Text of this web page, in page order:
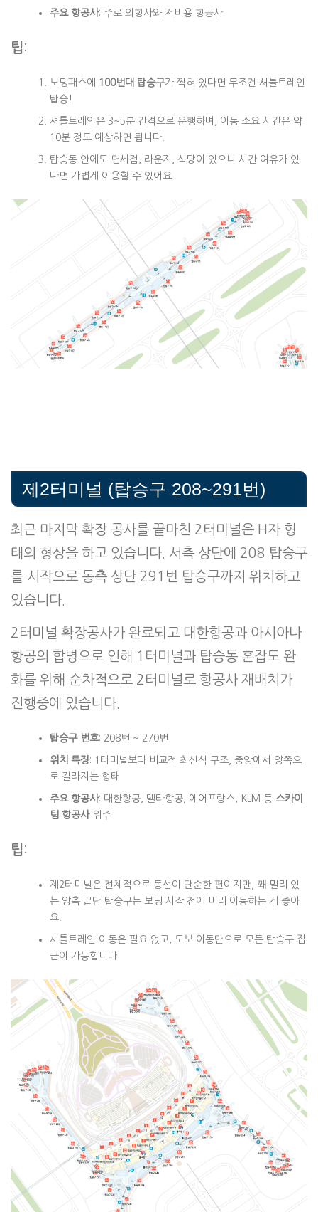
주요 항공사: 주로 외항사와 저비용 항공사
팁 :
보딩패스에 100번대 탑승구가 찍혀 있다면 무조건 셔틀트레인
탑승!
셔틀트레인은 3~5분 간격으로 운행하며, 이동 소요 시간은 약
10분 정도 예상하면 됩니다.
탑승동 안에도 면세점, 라운지, 식당이 있으니 시간 여유가 있
다면 가볍게 이용할 수 있어요.
제2터미널 (탑승구 208~291번)
최근 마지막 확장 공사를 끝마친 2터미널은 H자 형
태의 형상을 하고 있습니다. 서측 상단에 208 탑승구
를 시작으로 동측 상단 291번 탑승구까지 위치하고
있습니다.
2터미널 확장공사가 완료되고 대한항공과 아시아나
항공의 합병으로 인해 1터미널과 탑승동 혼잡도 완
화를 위해 순차적으로 2터미널로 항공사 재배치가
진행중에 있습니다.
탑승구 번호: 208번 ~ 270번
위치 특징: 1터미널보다 비교적 최신식 구조, 중앙에서 양쪽으
로 갈라지는 형태
주요 항공사: 대한항공, 델타항공, 에어프랑스, KLM 등 스카이
팀 항공사위주
팁 :
제2터미널은 전체적으로 동선이 단순한 편이지만, 꽤 멀리 있
는 양측 끝단 탑승구는 보딩 시작 전에 미리 이동하는 게 좋아
요.
셔틀트레인 이동은 필요 없고, 도보 이동만으로 모든 탑승구 접
근이 가능합니다.